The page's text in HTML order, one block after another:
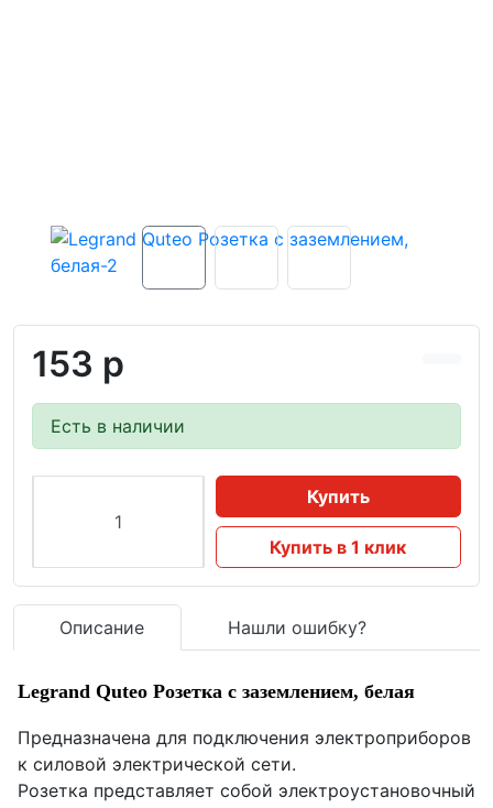
153 р
Есть в наличии
Купить
Купить в 1 клик
Описание Нашли ошибку?
Legrand Quteo Розетка с заземлением, белая
Предназначена для подключения электроприборов
к силовой электрической сети.
Розетка представляет собой электроустановочный